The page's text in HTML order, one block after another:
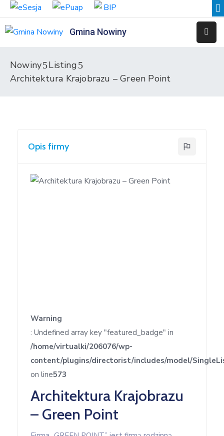
Gmina Nowiny
Przedszkole
Podstawowa
Nowinach
Bolechowicach
Nowiny
Listing
Architektura Krajobrazu – Green Point
Opis firmy
Warning
: Undefined array key "featured_badge" in
/home/virtualki/206076/wp-
content/plugins/directorist/includes/model/
on line573
Architektura Krajobrazu
– Green Point